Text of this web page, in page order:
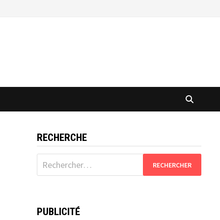
RECHERCHE
Rechercher :
PUBLICITÉ